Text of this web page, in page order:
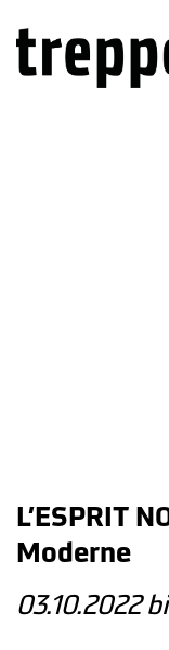
L’ESPRIT
Moderne
03.10.2022